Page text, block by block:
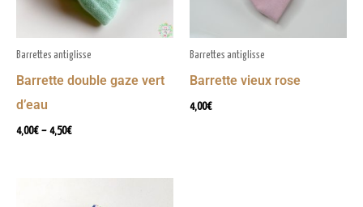
Barrettes antiglisse
Barrette double gaze vert
d’eau
4,00€ – 4,50€
Barrettes antiglisse
Barrette vieux rose
4,00€